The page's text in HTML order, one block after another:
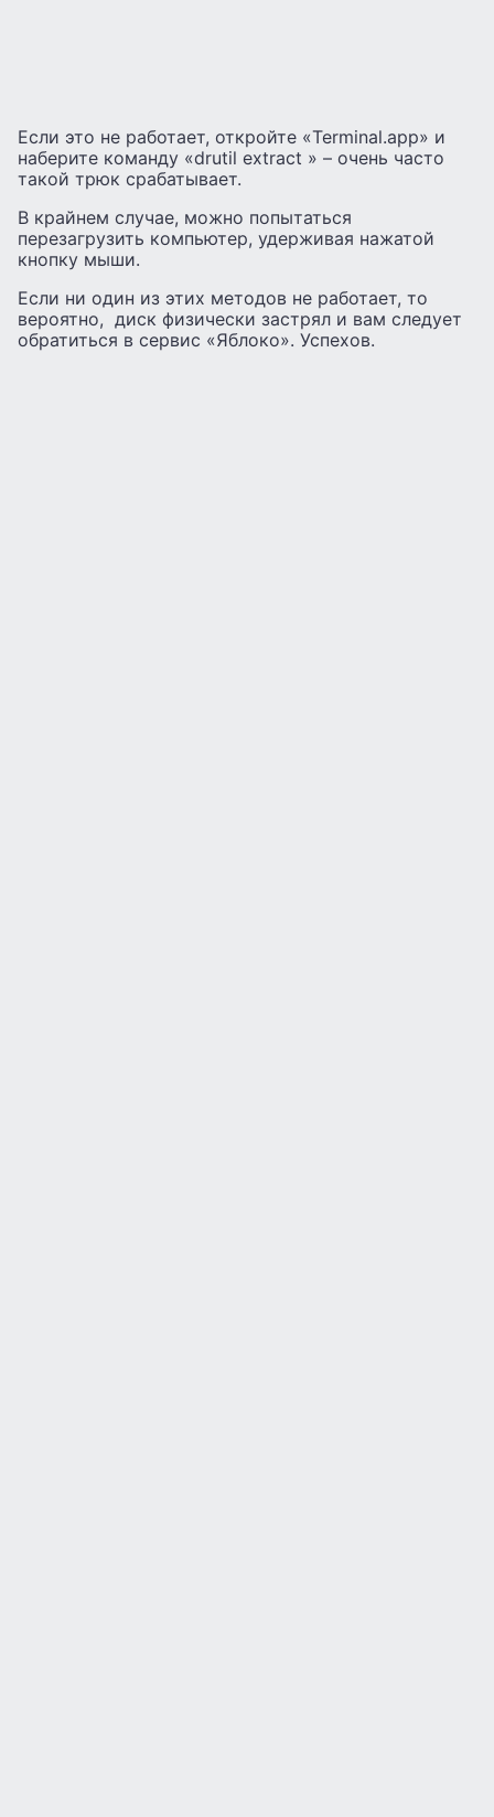
Если это не работает, откройте «Terminal.app» и
наберите команду «drutil extract » – очень часто
такой трюк срабатывает.
В крайнем случае, можно попытаться
перезагрузить компьютер, удерживая нажатой
кнопку мыши.
Если ни один из этих методов не работает, то
вероятно, диск физически застрял и вам следует
обратиться в сервис «Яблоко». Успехов.